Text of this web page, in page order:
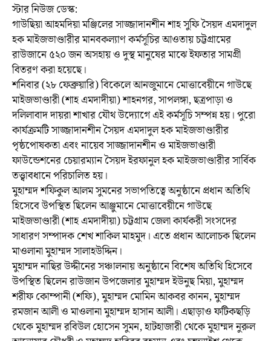
স্টার নিউজ ডেস্ক:
গাউছিয়া আহমদিয়া মঞ্জিলের সাজ্জাদানশীন শাহ সুফি সৈয়দ এমদাদুল
হক মাইজভাণ্ডারীর মানবকল্যাণ কর্মসূচির আওতায় চট্টগ্রামের
রাউজানে ৫২০ জন অসহায় ও দুস্থ মানুষের মাঝে ইফতার সামগ্রী
বিতরণ করা হয়েছে।
শনিবার (২৮ ফেব্রুয়ারি) বিকেলে আনজুমানে মোত্তাবেয়ীনে গাউছে
মাইজভাণ্ডারী (শাহ এমদাদীয়া) শাহনগর, সাপলঙ্গা, ছত্রপাড়া ও
দলিলাবাদ দায়রা শাখার যৌথ উদ্যোগে এই কর্মসূচি সম্পন্ন হয়। পুরো
কার্যক্রমটি সাজ্জাদানশীন সৈয়দ এমদাদুল হক মাইজভাণ্ডারীর
পৃষ্ঠপোষকতা এবং নায়েব সাজ্জাদানশীন ও মাইজভাণ্ডারী
ফাউন্ডেশনের চেয়ারম্যান সৈয়দ ইরফানুল হক মাইজভাণ্ডারীর সার্বিক
তত্ত্বাবধানে পরিচালিত হয়।
মুহাম্মদ শফিকুল আলম সুমনের সভাপতিত্বে অনুষ্ঠানে প্রধান অতিথি
হিসেবে উপস্থিত ছিলেন আঞ্জুমানে মোত্তাবেয়ীনে গাউছে
মাইজভাণ্ডারী (শাহ এমদাদীয়া) চট্টগ্রাম জেলা কার্যকরী সংসদের
সাধারণ সম্পাদক শেখ শাকিল মাহমুদ। এতে প্রধান আলোচক ছিলেন
মাওলানা মুহাম্মদ সালাহউদ্দিন।
মুহাম্মদ নাছির উদ্দীনের সঞ্চালনায় অনুষ্ঠানে বিশেষ অতিথি হিসেবে
উপস্থিত ছিলেন রাউজান উপজেলার মুহাম্মদ ইউনুছ মিয়া, মুহাম্মদ
শরীফ কোম্পানী (শফি), মুহাম্মদ মোমিন আকবর কানন, মুহাম্মদ
রমজান আলী ও মাওলানা মুহাম্মদ হাসান আলী। এছাড়াও ফটিকছড়ি
থেকে মুহাম্মদ রবিউল হোসেন সুমন, হাটহাজারী থেকে মুহাম্মদ নুরুল